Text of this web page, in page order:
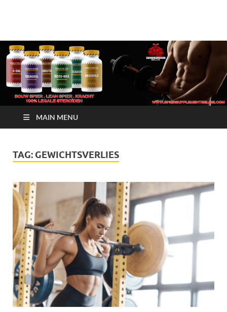
Crazy Bulk Belgium |
Koop Crazy Bulk
Legale Steroïden in
België
MAIN MENU
TAG: GEWICHTSVERLIES